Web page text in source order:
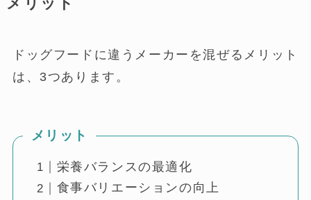
メリット
ドッグフードに違うメーカーを混ぜるメリット
は、3つあります。
メリット
栄養バランスの最適化
食事バリエーションの向上